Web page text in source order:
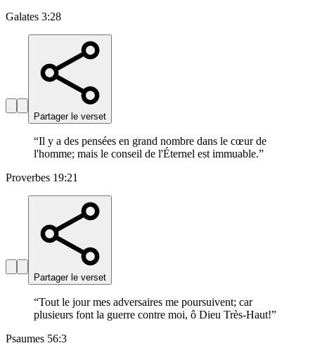
Galates 3:28
Partager le verset
“Il y a des pensées en grand nombre dans le cœur de
l'homme; mais le conseil de l'Éternel est immuable.”
Proverbes 19:21
Partager le verset
“Tout le jour mes adversaires me poursuivent; car
plusieurs font la guerre contre moi, ô Dieu Très-Haut!”
Psaumes 56:3